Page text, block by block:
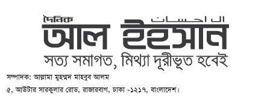
সম্পাদক: আল্লামা মুহম্মদ মাহবুব আলম
৫, আউটার সারকুলার রোড, রাজারবাগ, ঢাকা -১২১৭, বাংলাদেশ।